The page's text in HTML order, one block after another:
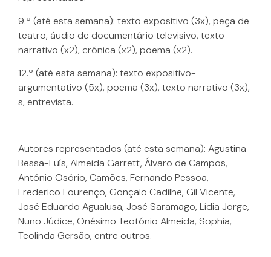
9.º (até esta semana): texto expositivo (3x), peça de
teatro, áudio de documentário televisivo, texto
narrativo (x2), crónica (x2), poema (x2).
12.º (até esta semana): texto expositivo-
argumentativo (5x), poema (3x), texto narrativo (3x),
s, entrevista.
Autores representados (até esta semana): Agustina
Bessa-Luís, Almeida Garrett, Álvaro de Campos,
António Osório, Camões, Fernando Pessoa,
Frederico Lourenço, Gonçalo Cadilhe, Gil Vicente,
José Eduardo Agualusa, José Saramago, Lídia Jorge,
Nuno Júdice, Onésimo Teotónio Almeida, Sophia,
Teolinda Gersão, entre outros.